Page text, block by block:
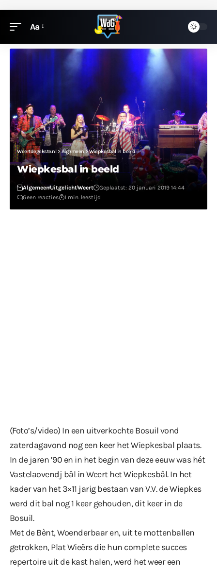
Aa
Weertdegekste.nl>Algemeen>Wiepkesbal in beeld
Wiepkesbal in beeld
AlgemeenUitgelichtWeert
Geplaatst: 20 januari 2019 14:44
Geen reacties
1 min. leestijd
(Foto’s/video) In een uitverkochte Bosuil vond
zaterdagavond nog een keer het Wiepkesbal plaats.
In de jaren ’90 en in het begin van deze eeuw was hét
Vastelaovendj bâl in Weert het Wiepkesbâl. In het
kader van het 3×11 jarig bestaan van V.V. de Wiepkes
werd dit bal nog 1 keer gehouden, dit keer in de
Bosuil.
Met de Bènt, Woenderbaar en, uit te mottenballen
getrokken, Plat Wieërs die hun complete succes
repertoire uit de kast halen, werd het weer een